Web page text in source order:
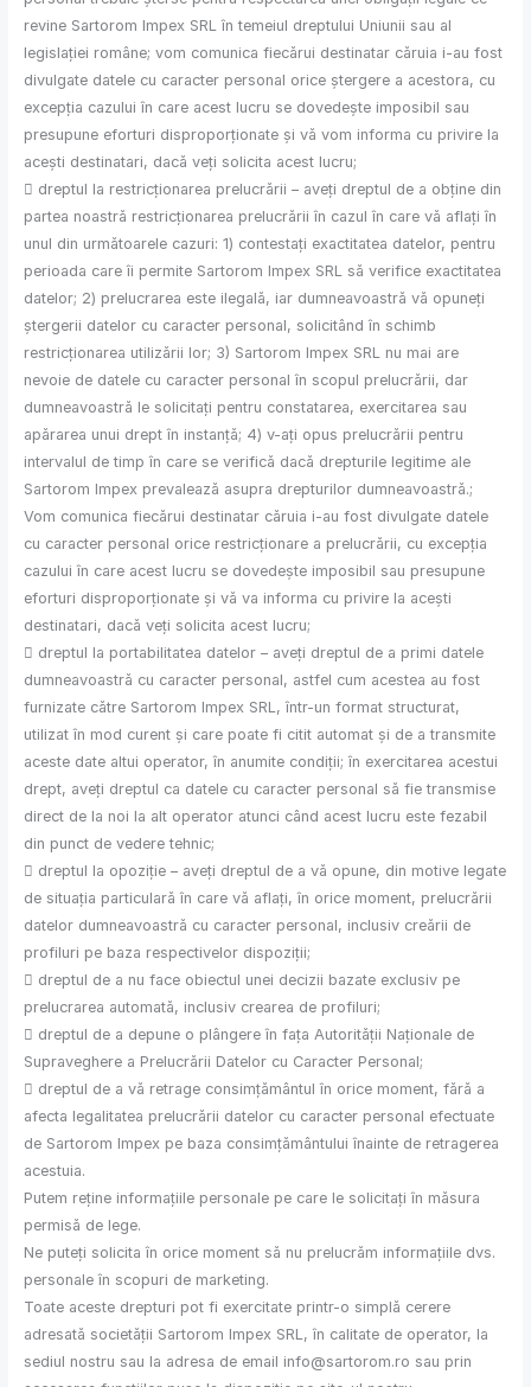
revine Sartorom Impex SRL în temeiul dreptului Uniunii sau al
legislației române; vom comunica fiecărui destinatar căruia i-au fost
divulgate datele cu caracter personal orice ștergere a acestora, cu
excepția cazului în care acest lucru se dovedește imposibil sau
presupune eforturi disproporționate și vă vom informa cu privire la
acești destinatari, dacă veți solicita acest lucru;
 dreptul la restricționarea prelucrării – aveți dreptul de a obține din
partea noastră restricționarea prelucrării în cazul în care vă aflați în
unul din următoarele cazuri: 1) contestați exactitatea datelor, pentru
perioada care îi permite Sartorom Impex SRL să verifice exactitatea
datelor; 2) prelucrarea este ilegală, iar dumneavoastră vă opuneți
ștergerii datelor cu caracter personal, solicitând în schimb
restricționarea utilizării lor; 3) Sartorom Impex SRL nu mai are
nevoie de datele cu caracter personal în scopul prelucrării, dar
dumneavoastră le solicitați pentru constatarea, exercitarea sau
apărarea unui drept în instanță; 4) v-ați opus prelucrării pentru
intervalul de timp în care se verifică dacă drepturile legitime ale
Sartorom Impex prevalează asupra drepturilor dumneavoastră.;
Vom comunica fiecărui destinatar căruia i-au fost divulgate datele
cu caracter personal orice restricționare a prelucrării, cu excepția
cazului în care acest lucru se dovedește imposibil sau presupune
eforturi disproporționate și vă va informa cu privire la acești
destinatari, dacă veți solicita acest lucru;
 dreptul la portabilitatea datelor – aveți dreptul de a primi datele
dumneavoastră cu caracter personal, astfel cum acestea au fost
furnizate către Sartorom Impex SRL, într-un format structurat,
utilizat în mod curent și care poate fi citit automat și de a transmite
aceste date altui operator, în anumite condiții; în exercitarea acestui
drept, aveți dreptul ca datele cu caracter personal să fie transmise
direct de la noi la alt operator atunci când acest lucru este fezabil
din punct de vedere tehnic;
 dreptul la opoziție – aveți dreptul de a vă opune, din motive legate
de situația particulară în care vă aflați, în orice moment, prelucrării
datelor dumneavoastră cu caracter personal, inclusiv creării de
profiluri pe baza respectivelor dispoziții;
 dreptul de a nu face obiectul unei decizii bazate exclusiv pe
prelucrarea automată, inclusiv crearea de profiluri;
 dreptul de a depune o plângere în fața Autorității Naționale de
Supraveghere a Prelucrării Datelor cu Caracter Personal;
 dreptul de a vă retrage consimțământul în orice moment, fără a
afecta legalitatea prelucrării datelor cu caracter personal efectuate
de Sartorom Impex pe baza consimțământului înainte de retragerea
acestuia.
Putem reține informațiile personale pe care le solicitați în măsura
permisă de lege.
Ne puteți solicita în orice moment să nu prelucrăm informațiile dvs.
personale în scopuri de marketing.
Toate aceste drepturi pot fi exercitate printr-o simplă cerere
adresată societății Sartorom Impex SRL, în calitate de operator, la
sediul nostru sau la adresa de email info@sartorom.ro sau prin